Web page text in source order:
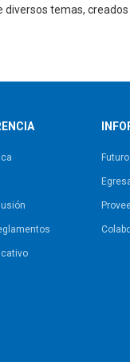
temas, creados